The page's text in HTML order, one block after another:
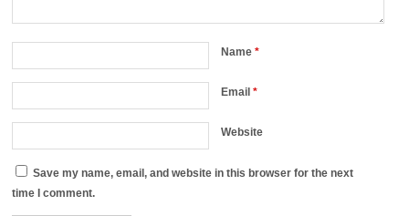
Name*
Email*
Website
Save my name, email, and website in this browser for the next
time I comment.